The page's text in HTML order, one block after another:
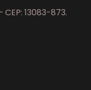
13083-873.